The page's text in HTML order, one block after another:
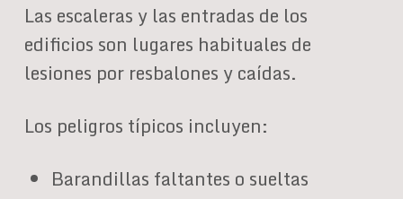
Las escaleras y las entradas de los
edificios son lugares habituales de
lesiones por resbalones y caídas.
Los peligros típicos incluyen:
Barandillas faltantes o sueltas